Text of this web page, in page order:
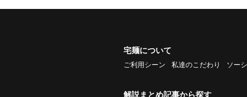
宅麺について
ご利用シーン 私達のこだわり ソー
解説まとめ記事から探す